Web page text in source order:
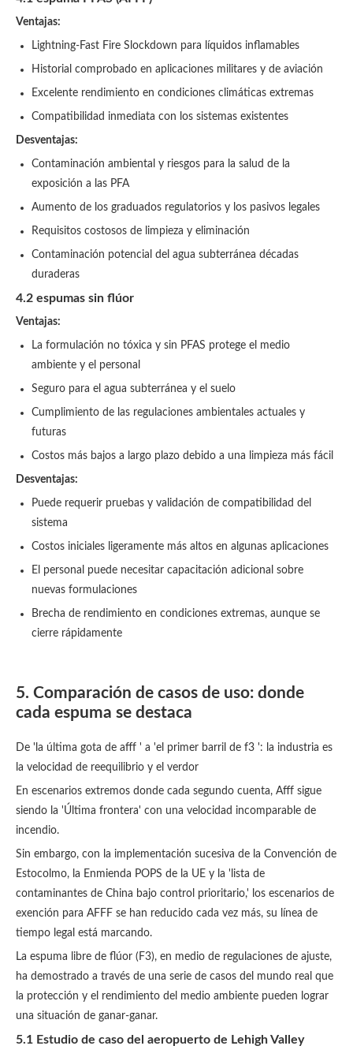
Ventajas:
Lightning-Fast Fire Slockdown para líquidos inflamables
Historial comprobado en aplicaciones militares y de aviación
Excelente rendimiento en condiciones climáticas extremas
Compatibilidad inmediata con los sistemas existentes
Desventajas:
Contaminación ambiental y riesgos para la salud de la
exposición a las PFA
Aumento de los graduados regulatorios y los pasivos legales
Requisitos costosos de limpieza y eliminación
Contaminación potencial del agua subterránea décadas
duraderas
4.2 espumas sin flúor
Ventajas:
La formulación no tóxica y sin PFAS protege el medio
ambiente y el personal
Seguro para el agua subterránea y el suelo
Cumplimiento de las regulaciones ambientales actuales y
futuras
Costos más bajos a largo plazo debido a una limpieza más fácil
Desventajas:
Puede requerir pruebas y validación de compatibilidad del
sistema
Costos iniciales ligeramente más altos en algunas aplicaciones
El personal puede necesitar capacitación adicional sobre
nuevas formulaciones
Brecha de rendimiento en condiciones extremas, aunque se
cierre rápidamente
5. Comparación de casos de uso: donde
cada espuma se destaca
De 'la última gota de afff ' a 'el primer barril de f3 ': la industria es
la velocidad de reequilibrio y el verdor
En escenarios extremos donde cada segundo cuenta, Afff sigue
siendo la 'Última frontera' con una velocidad incomparable de
incendio.
Sin embargo, con la implementación sucesiva de la Convención de
Estocolmo, la Enmienda POPS de la UE y la 'lista de
contaminantes de China bajo control prioritario,' los escenarios de
exención para AFFF se han reducido cada vez más, su línea de
tiempo legal está marcando.
La espuma libre de flúor (F3), en medio de regulaciones de ajuste,
ha demostrado a través de una serie de casos del mundo real que
la protección y el rendimiento del medio ambiente pueden lograr
una situación de ganar-ganar.
5.1 Estudio de caso del aeropuerto de Lehigh Valley